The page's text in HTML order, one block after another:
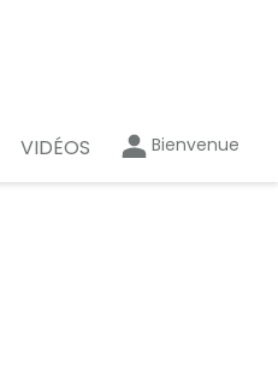
VIDÉOS Bienvenue